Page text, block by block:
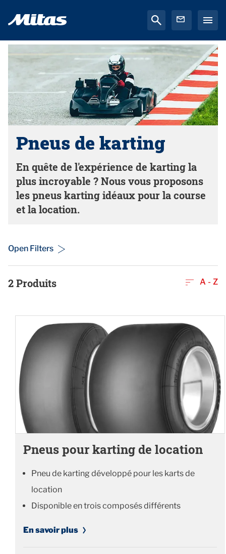
Pneus de karting
En quête de l'expérience de karting la
plus incroyable ? Nous vous proposons
les pneus karting idéaux pour la course
et la location.
Open Filters
2Produits A - Z
Pneus pour karting de location
Pneu de karting développé pour les karts de
location
Disponible en trois composés différents
En savoir plus